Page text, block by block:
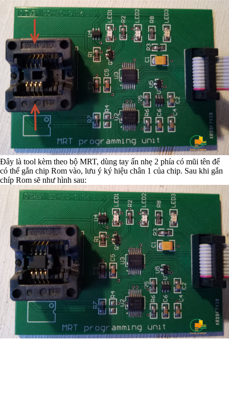
Đây là tool kèm theo bộ MRT, dùng tay ấn nhẹ 2 phía có mũi tên để
có thể gắn chip Rom vào, lưu ý ký hiệu chân 1 của chip. Sau khi gắn
chíp Rom sẽ như hình sau: